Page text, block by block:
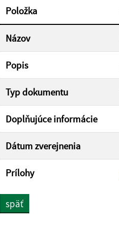
Filtrovať
Položka
Názov
Popis
Typ dokumentu
Doplňujúce informácie
Dátum zverejnenia
Prílohy
späť